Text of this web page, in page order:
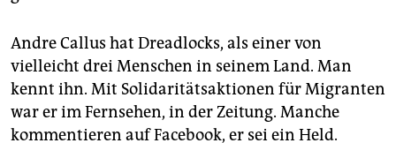
Andre Callus hat Dreadlocks, als einer von
vielleicht drei Menschen in seinem Land. Man
kennt ihn. Mit Solidaritätsaktionen für Migranten
war er im Fernsehen, in der Zeitung. Manche
kommentieren auf Facebook, er sei ein Held.